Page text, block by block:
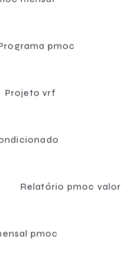
pmoc
Projeto vrf
Relatório pmoc valor
pmoc
ar condicionado vrf
de frigorífico
de vrf